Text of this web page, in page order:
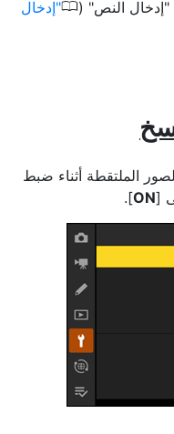
النص" (0 إدخال
الملتقطة أثناء ضبط
[
ON
].